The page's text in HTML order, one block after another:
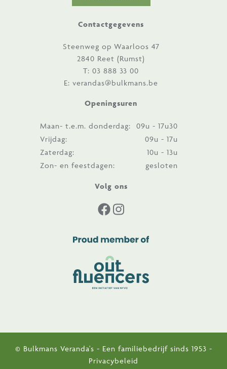
Contactgegevens
Steenweg op Waarloos 47
2840 Reet (Rumst)
T: 03 888 33 00
E: verandas@bulkmans.be
Openingsuren
Maan- t.e.m. donderdag:
09u - 17u30
Vrijdag:
09u - 17u
Zaterdag:
10u - 13u
Zon- en feestdagen:
gesloten
Volg ons
© Bulkmans Veranda's - Een familiebedrijf sinds 1953 -
Privacybeleid